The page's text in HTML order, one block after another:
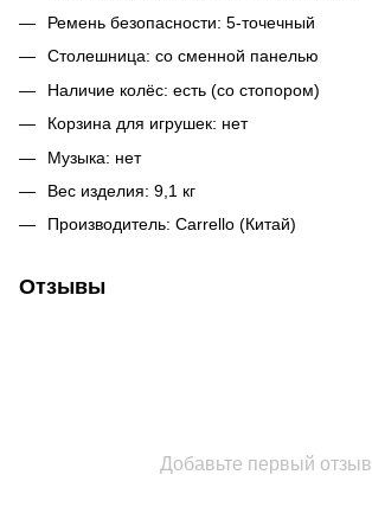
Ремень безопасности: 5-точечный
Столешница: со сменной панелью
Наличие колёс: есть (со стопором)
Корзина для игрушек: нет
Музыка: нет
Вес изделия: 9,1 кг
Производитель: Carrello (Китай)
Отзывы
Добавьте первый отзыв